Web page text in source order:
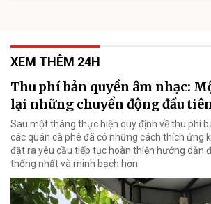
XEM THÊM 24H
Thu phí bản quyền âm nhạc:
lại những chuyển động đầu
Sau một tháng thực hiện quy định về thu phí
các quán cà phê đã có những cách thích ứng
đặt ra yêu cầu tiếp tục hoàn thiện hướng dẫn
thống nhất và minh bạch hơn.